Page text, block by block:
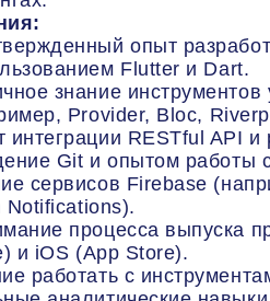
опыт
Flutter и Dart.
знание
Provider, Bloc,
интеграции RESTful API
Git и опытом работы
сервисов Firebase
Notifications).
процесса выпуска
и iOS (App Store).
работать с